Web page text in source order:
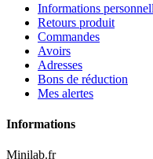
Informations
Retours produit
Commandes
Avoirs
Adresses
Bons de réduction
Mes alertes
Informations
Minilab.fr